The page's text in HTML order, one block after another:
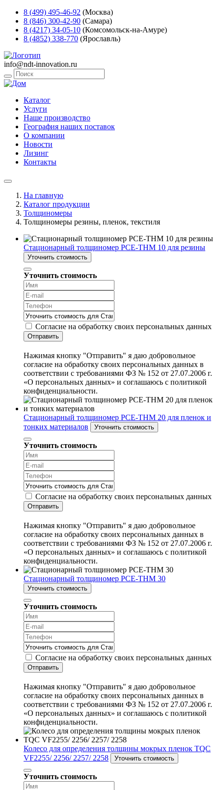
8 (499) 495-46-92 (Москва)
8 (846) 300-42-90 (Самара)
8 (4217) 34-05-10 (Комсомольск-на-Амуре)
8 (4852) 338-770 (Ярославль)
info@ndt-innovation.ru
Каталог
Услуги
Наше производство
География наших поставок
О компании
Новости
Лизинг
Контакты
На главную
Каталог продукции
Толщиномеры
Толщиномеры резины, пленок, текстиля
Стационарный толщиномер PCE-THM 10 для резины
Уточнить стоимость
Уточнить стоимость
Согласие на обработку своих персональных данных
Отправить
Нажимая кнопку "Отправить" я даю добровольное
согласие на обработку своих персональных данных в
соответствии с требованиями ФЗ № 152 от 27.07.2006 г.
«О персональных данных» и соглашаюсь с политикой
конфиденциальности.
Стационарный толщиномер PCE-THM 20 для пленок и
тонких материалов
Уточнить стоимость
Уточнить стоимость
Согласие на обработку своих персональных данных
Отправить
Нажимая кнопку "Отправить" я даю добровольное
согласие на обработку своих персональных данных в
соответствии с требованиями ФЗ № 152 от 27.07.2006 г.
«О персональных данных» и соглашаюсь с политикой
конфиденциальности.
Стационарный толщиномер PCE-THM 30
Уточнить стоимость
Уточнить стоимость
Согласие на обработку своих персональных данных
Отправить
Нажимая кнопку "Отправить" я даю добровольное
согласие на обработку своих персональных данных в
соответствии с требованиями ФЗ № 152 от 27.07.2006 г.
«О персональных данных» и соглашаюсь с политикой
конфиденциальности.
Колесо для определения толщины мокрых пленок TQC
VF2255/ 2256/ 2257/ 2258
Уточнить стоимость
Уточнить стоимость